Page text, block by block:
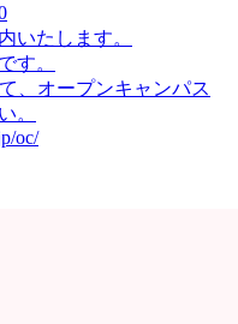
いたします。
す。
、オープンキャンパス
。
oc/